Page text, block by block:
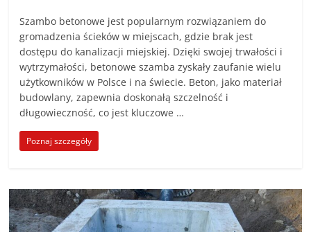
wskazówki
poradniki
na
każdy
temat
Szambo betonowe jest popularnym rozwiązaniem do
gromadzenia ścieków w miejscach, gdzie brak jest
dostępu do kanalizacji miejskiej. Dzięki swojej trwałości i
wytrzymałości, betonowe szamba zyskały zaufanie wielu
użytkowników w Polsce i na świecie. Beton, jako materiał
budowlany, zapewnia doskonałą szczelność i
długowieczność, co jest kluczowe …
Poznaj szczegóły